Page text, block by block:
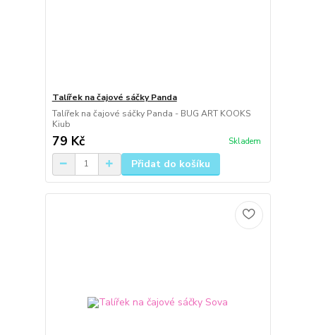
Talířek na čajové sáčky Panda
Talířek na čajové sáčky Panda - BUG ART KOOKS
Kiub
79 Kč Skladem
Přidat do košíku